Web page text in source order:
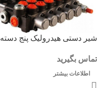
شیر دستی هیدرولیک پنج دسته
تماس بگیرید
اطلاعات بیشتر